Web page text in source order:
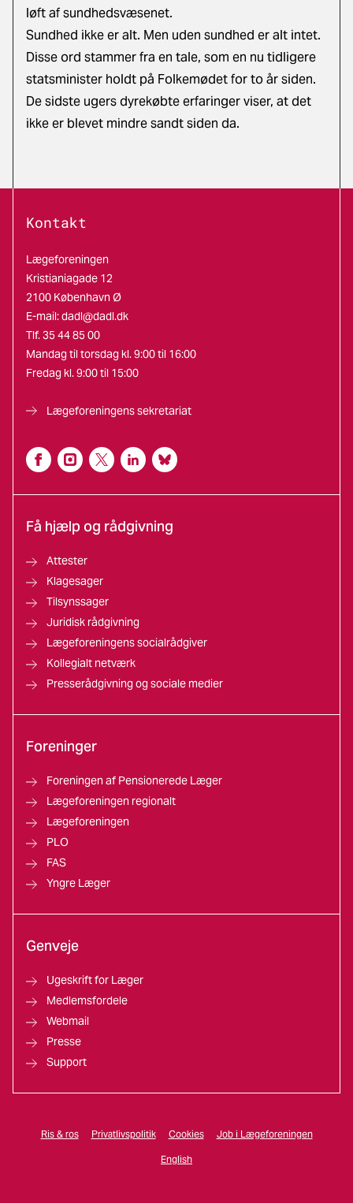
løft af sundhedsvæsenet.
Sundhed ikke er alt. Men uden sundhed er alt intet.
Disse ord stammer fra en tale, som en nu tidligere
statsminister holdt på Folkemødet for to år siden.
De sidste ugers dyrekøbte erfaringer viser, at det
ikke er blevet mindre sandt siden da.
Kontakt
Lægeforeningen
Kristianiagade 12
2100 København Ø
E-mail:dadl@dadl.dk
Tlf. 35 44 85 00
Mandag til torsdag kl. 9:00 til 16:00
Fredag kl. 9:00 til 15:00
Lægeforeningens sekretariat
Få hjælp og rådgivning
Attester
Klagesager
Tilsynssager
Juridisk rådgivning
Lægeforeningens socialrådgiver
Kollegialt netværk
Presserådgivning og sociale medier
Foreninger
Foreningen af Pensionerede Læger
Lægeforeningen regionalt
Lægeforeningen
PLO
FAS
Yngre Læger
Genveje
Ugeskrift for Læger
Medlemsfordele
Webmail
Presse
Support
Ris & ros Privatlivspolitik Cookies Job i Lægeforeningen
English